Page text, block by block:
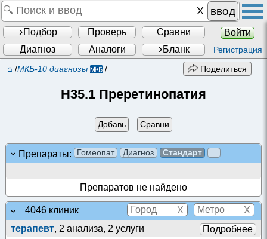
ввод
Подбор Проверь Сравни
Войти
Диагноз
Аналоги Бланк Регистрация
⌂ /МКБ-10 диагнозы / Поделиться
H35.1 Преретинопатия
Добавь Сравни
Препараты: Гомеопат Диагноз Стандарт
Препаратов не найдено
4046 клиник X
X
терапевт, 2 анализа, 2 услуги
Подробнее